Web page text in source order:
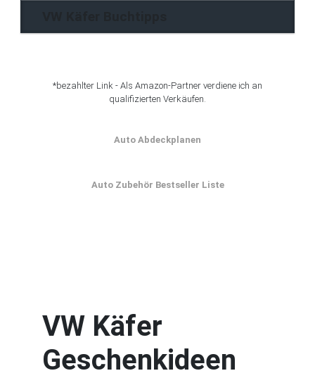
*bezahlter Link - Als Amazon-Partner verdiene ich an
qualifizierten Verkäufen.
Auto Abdeckplanen
Auto Zubehör Bestseller Liste
VW Käfer
Geschenkideen